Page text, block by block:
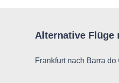
Alternative Flüge
Frankfurt nach Barra do